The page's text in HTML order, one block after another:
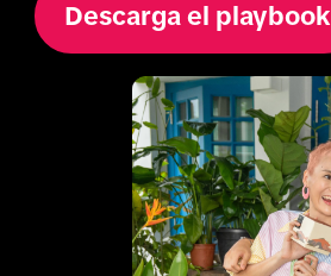
Descarga el playbook